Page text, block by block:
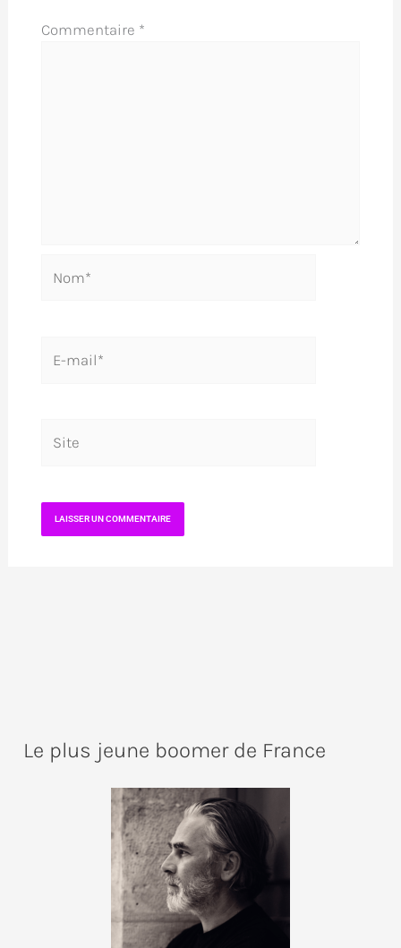
Commentaire *
mail*
Le plus jeune boomer de France